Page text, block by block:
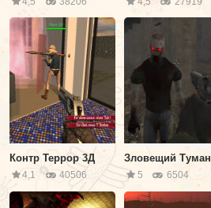
Контр Террор 3Д
4,1 40506
Зловещий Туман
5 6504